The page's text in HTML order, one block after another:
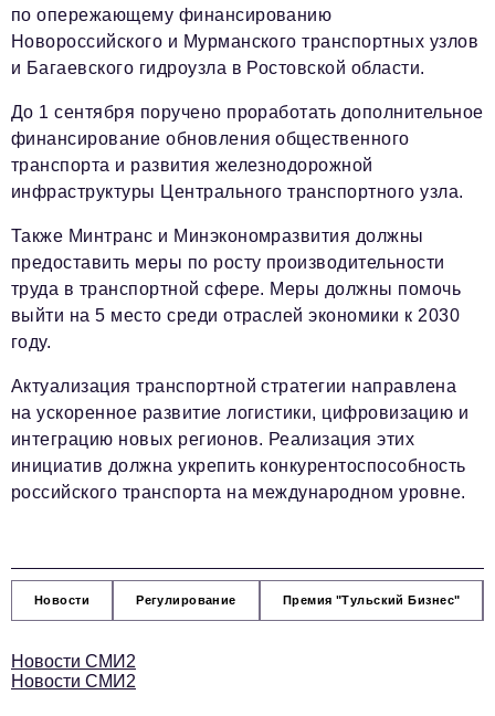
по опережающему финансированию
Новороссийского и Мурманского транспортных узлов
и Багаевского гидроузла в Ростовской области.
До 1 сентября поручено проработать дополнительное
финансирование обновления общественного
транспорта и развития железнодорожной
инфраструктуры Центрального транспортного узла.
Также Минтранс и Минэкономразвития должны
предоставить меры по росту производительности
труда в транспортной сфере. Меры должны помочь
выйти на 5 место среди отраслей экономики к 2030
году.
Актуализация транспортной стратегии направлена
на ускоренное развитие логистики, цифровизацию и
интеграцию новых регионов. Реализация этих
инициатив должна укрепить конкурентоспособность
российского транспорта на международном уровне.
Новости Регулирование Премия "Тульский Бизнес"
Новости СМИ2
Новости СМИ2